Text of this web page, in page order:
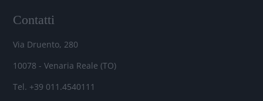
Contatti
Via Druento, 280
10078 - Venaria Reale (TO)
Tel. +39 011.4540111